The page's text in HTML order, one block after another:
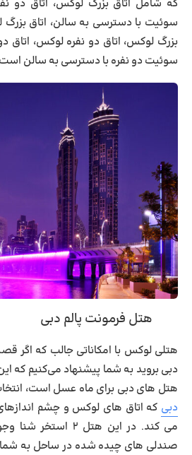
که شامل اتاق بزرگ لوکس، اتاق دو
سوئیت با دسترسی به سالن، اتاق
بزرگ لوکس، اتاق دو نفره لوکس، اتاق
سوئیت دو نفره با دسترسی به سالن
هتل فرمونت پالم دبی
هتلی لوکس با امکاناتی جالب که اگر
دبی بروید به شما پیشنهاد می‌کنیم که
هتل های دبی برای ماه عسل است،
دبی که اتاق های لوکس و چشم اندازهای
می کند. در این هتل ۲
صندلی های چیده شده در ساحل به شما